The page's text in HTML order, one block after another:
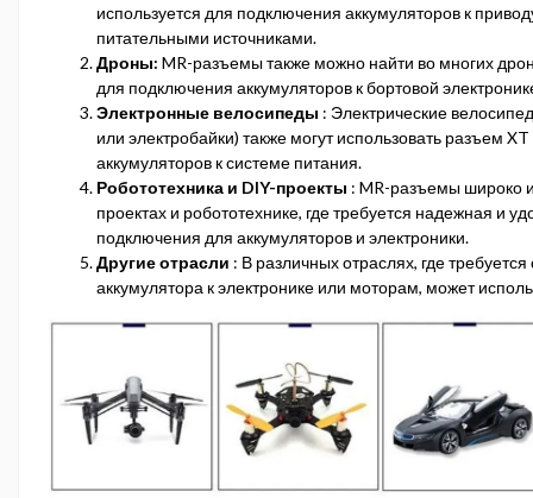
используется для подключения аккумуляторов к
питательными источниками.
Дроны: MR-разъемы также можно найти во многих
для подключения аккумуляторов к бортовой
Электронные велосипеды : Электрические
или электробайки) также могут использовать разъем
аккумуляторов к системе питания.
Робототехника и DIY-проекты : MR-разъемы широко
проектах и робототехнике, где требуется надежная и
подключения для аккумуляторов и электроники.
Другие отрасли : В различных отраслях, где
аккумулятора к электронике или моторам, может